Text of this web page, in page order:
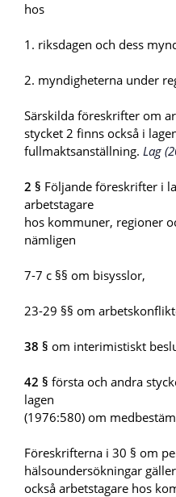
hos
1. riksdagen och dess
2. myndigheterna under
Särskilda föreskrifter om
stycket 2 finns också i
fullmaktsanställning. Lag
2 § Följande föreskrifter i
arbetstagare
hos kommuner, regioner
nämligen
7-7 c §§ om bisysslor,
23-29 §§ om
38 § om interimistiskt
42 § första och andra
lagen
(1976:580) om
Föreskrifterna i 30 § om
hälsoundersökningar gäller
också arbetstagare hos